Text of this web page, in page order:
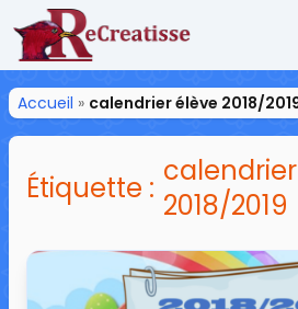
ReCreatisse
Accueil » calendrier élève 2018/
Étiquette : 2018/2019